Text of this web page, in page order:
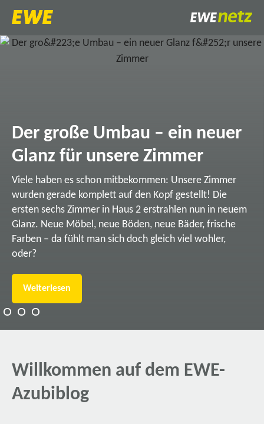
Der große Umbau – ein neuer
Glanz für unsere Zimmer
Viele haben es schon mitbekommen: Unsere Zimmer
wurden gerade komplett auf den Kopf gestellt! Die
ersten sechs Zimmer in Haus 2 erstrahlen nun in neuem
Glanz. Neue Möbel, neue Böden, neue Bäder, frische
Farben – da fühlt man sich doch gleich viel wohler,
oder?
Weiterlesen
Willkommen auf dem EWE-
Azubiblog